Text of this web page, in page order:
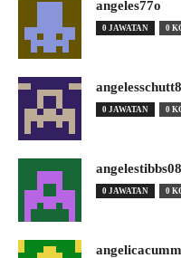
angeles77o
0 JAWATAN 0
angelesschutt8
0 JAWATAN 0
angelestibbs08
0 JAWATAN 0